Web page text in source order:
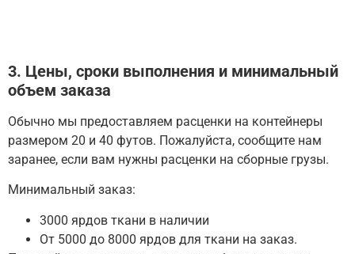
3. Цены, сроки выполнения и минимальный
объем заказа
Обычно мы предоставляем расценки на контейнеры
размером 20 и 40 футов. Пожалуйста, сообщите нам
заранее, если вам нужны расценки на сборные грузы.
Минимальный заказ:
3000 ярдов ткани в наличии
От 5000 до 8000 ярдов для ткани на заказ.